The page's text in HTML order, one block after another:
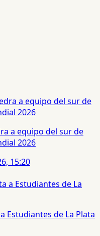
a equipo del sur de
2026
15:20
Estudiantes de La Plata